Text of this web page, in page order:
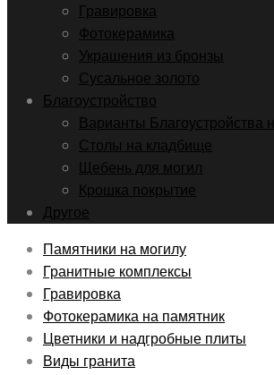
Гравировка
Фотокерамика
Украшения из бронзы
Сусальное золото
Благоустройство
Варианты Благоустройства
Столы на кладбище
Щебень для могил
Крошка покрытие
Другое
Памятники на могилу
Гранитные комплексы
Гравировка
Фотокерамика на памятник
Цветники и надгробные плиты
Виды гранита